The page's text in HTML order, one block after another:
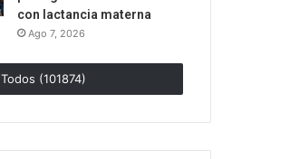
con lactancia materna
Ago 7, 2026
Todos (101874)